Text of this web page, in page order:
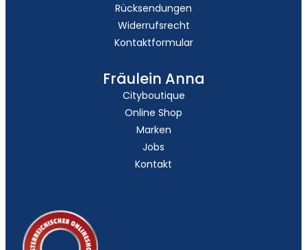
Rücksendungen
Widerrufsrecht
Kontaktformular
Fräulein Anna
Cityboutique
Online Shop
Marken
Jobs
Kontakt